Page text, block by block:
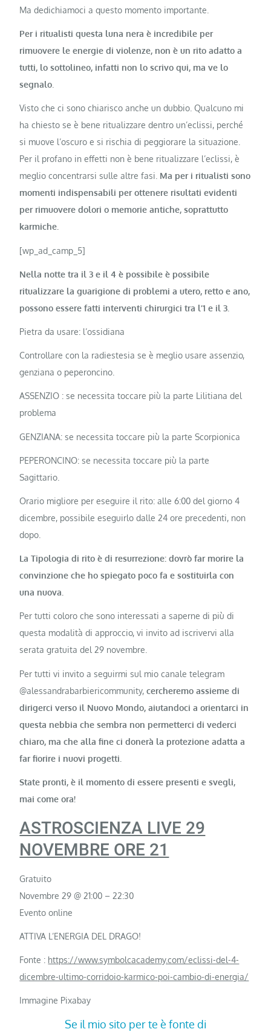
Ma dedichiamoci a questo momento importante.
Per i ritualisti questa luna nera è incredibile per
rimuovere le energie di violenze, non è un rito adatto a
tutti, lo sottolineo, infatti non lo scrivo qui, ma ve lo
segnalo
Visto che ci sono chiarisco anche un dubbio. Qualcuno mi
ha chiesto se è bene ritualizzare dentro un’eclissi, perché
si muove l’oscuro e si rischia di peggiorare la situazione.
Per il profano in effetti non è bene ritualizzare l’eclissi, è
meglio concentrarsi sulle altre fasi. Ma per i ritualisti sono
momenti indispensabili per ottenere risultati evidenti
per rimuovere dolori o memorie antiche, soprattutto
karmiche.
[wp_ad_camp_5]
Nella notte tra il 3 e il 4 è possibile è possibile
ritualizzare la guarigione di problemi a utero, retto e ano,
possono essere fatti interventi chirurgici tra l’1 e il 3.
Pietra da usare: l’ossidiana
Controllare con la radiestesia se è meglio usare assenzio,
genziana o peperoncino.
ASSENZIO : se necessita toccare più la parte Lilitiana del
problema
GENZIANA: se necessita toccare più la parte Scorpionica
PEPERONCINO: se necessita toccare più la parte
Sagittario.
Orario migliore per eseguire il rito: alle 6:00 del giorno 4
dicembre, possibile eseguirlo dalle 24 ore precedenti, non
dopo.
La Tipologia di rito è di resurrezione: dovrò far morire la
convinzione che ho spiegato poco fa e sostituirla con
una nuova.
Per tutti coloro che sono interessati a saperne di più di
questa modalità di approccio, vi invito ad iscrivervi alla
serata gratuita del 29 novembre.
Per tutti vi invito a seguirmi sul mio canale telegram
@alessandrabarbiericommunity,cercheremo assieme di
dirigerci verso il Nuovo Mondo, aiutandoci a orientarci in
questa nebbia che sembra non permetterci di vederci
chiaro, ma che alla fine ci donerà la protezione adatta a
far fiorire i nuovi progetti.
State pronti, è il momento di essere presenti e svegli,
mai come ora!
ASTROSCIENZA LIVE 29
NOVEMBRE ORE 21
Gratuito
Novembre 29 @ 21:00 –22:30
Evento online
ATTIVA L’ENERGIA DEL DRAGO!
Fonte : https://www.symbolcacademy.com/eclissi-del-4-
dicembre-ultimo-corridoio-karmico-poi-cambio-di-energia/
Immagine Pixabay
Se il mio sito per te è fonte di